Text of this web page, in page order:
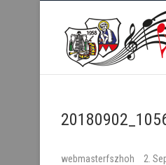
webmasterfszhoh 2.